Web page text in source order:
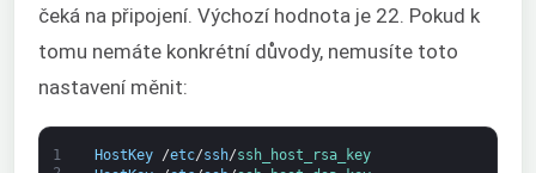
čeká na připojení. Výchozí hodnota je 22. Pokud k
tomu nemáte konkrétní důvody, nemusíte toto
nastavení měnit:
1
HostKey /etc/ssh/ssh_host_rsa_key